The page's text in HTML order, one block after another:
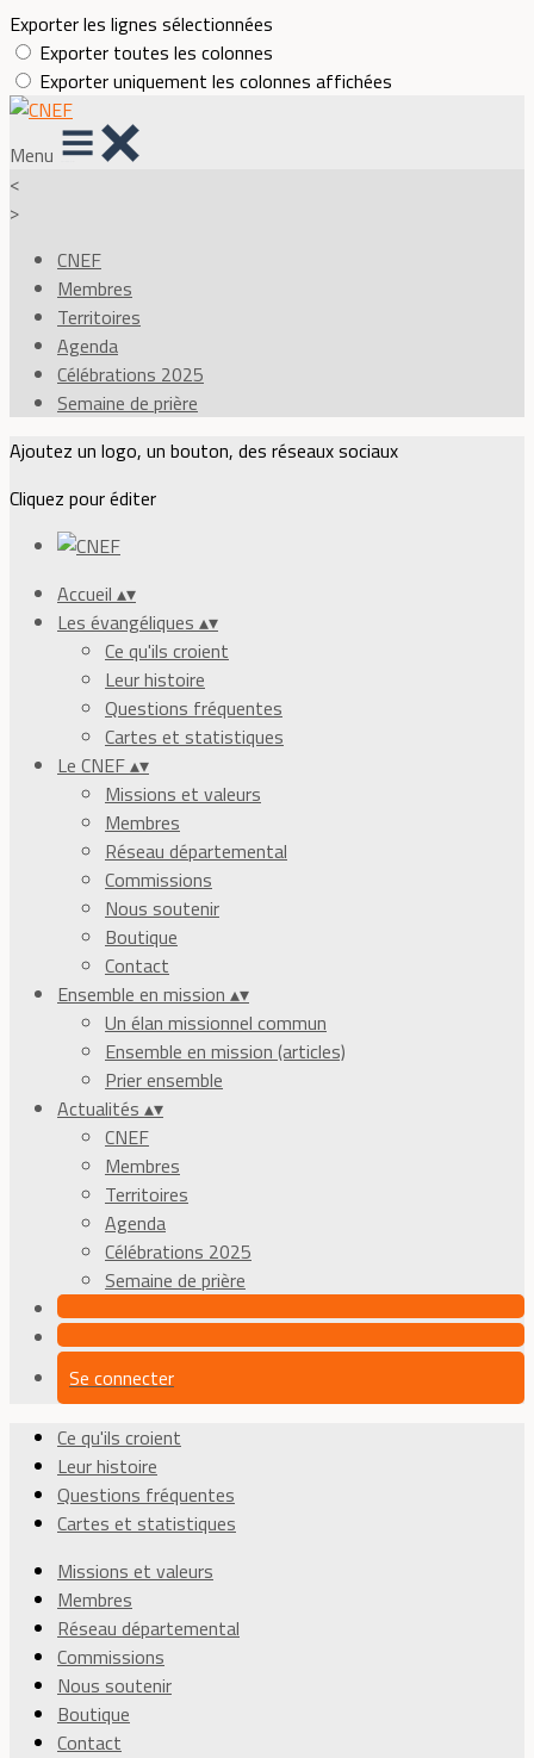
Exporter les lignes sélectionnées
Exporter toutes les colonnes
Exporter uniquement les colonnes affichées
Menu
<
>
CNEF
Membres
Territoires
Agenda
Célébrations 2025
Semaine de prière
Ajoutez un logo, un bouton, des réseaux sociaux
Cliquez pour éditer
Accueil ▴▾
Les évangéliques ▴▾
Ce qu'ils croient
Leur histoire
Questions fréquentes
Cartes et statistiques
Le CNEF▴▾
Missions et valeurs
Membres
Réseau départemental
Commissions
Nous soutenir
Boutique
Contact
Ensemble en mission ▴▾
Un élan missionnel commun
Ensemble en mission (articles)
Prier ensemble
Actualités ▴▾
CNEF
Membres
Territoires
Agenda
Célébrations 2025
Semaine de prière
Se connecter
Ce qu'ils croient
Leur histoire
Questions fréquentes
Cartes et statistiques
Missions et valeurs
Membres
Réseau départemental
Commissions
Nous soutenir
Boutique
Contact